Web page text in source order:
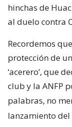
hinchas de
al duelo contra
Recordemos
protección de
‘acerero’, que
club y la ANFP
palabras, no
lanzamiento